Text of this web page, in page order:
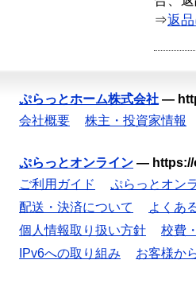
⇒返
ぷらっとホーム株式会社 —
会社概要
株主・投資家情報
ぷらっとオンライン —
ご利用ガイド
ぷらっとオン
配送・決済について
よくあ
個人情報取り扱い方針
校費
IPv6への取り組み
お客様か